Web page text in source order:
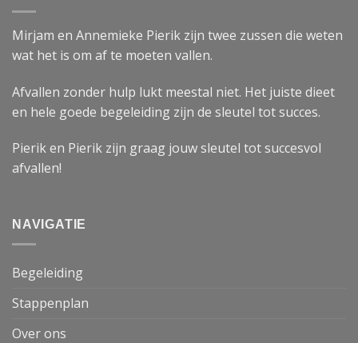
Mirjam en Annemieke Pierik zijn twee zussen die weten
wat het is om af te moeten vallen.
Afvallen zonder hulp lukt meestal niet. Het juiste dieet
en hele goede begeleiding zijn de sleutel tot succes.
Pierik en Pierik zijn graag jouw sleutel tot succesvol
afvallen!
NAVIGATIE
Begeleiding
Stappenplan
Over ons